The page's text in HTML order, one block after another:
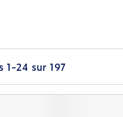
1-24 sur 197